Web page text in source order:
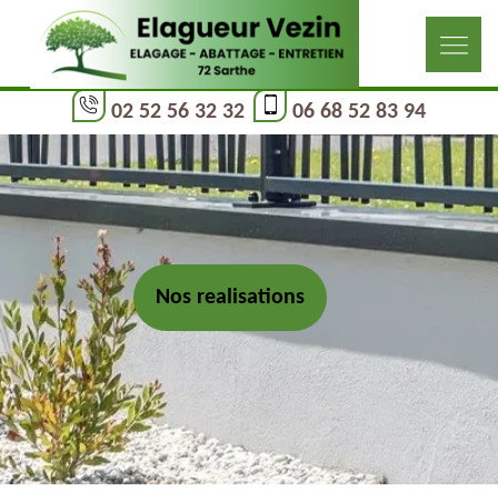
02 52 56 32 32 06 68 52 83 94
Nos realisations